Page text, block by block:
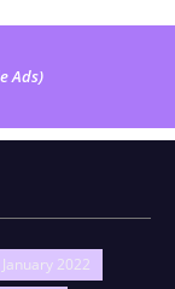
Ads)
2022